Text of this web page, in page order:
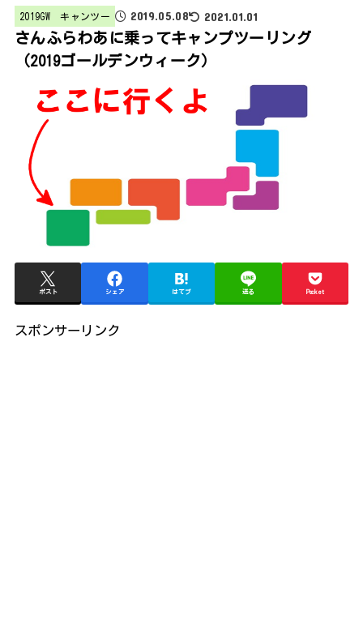
2019GW キャンツー 2019.05.08 2021.01.01
さんふらわあに乗ってキャンプツーリング
（2019ゴールデンウィーク）
ポスト シェア はてブ 送る Pocket
スポンサーリンク